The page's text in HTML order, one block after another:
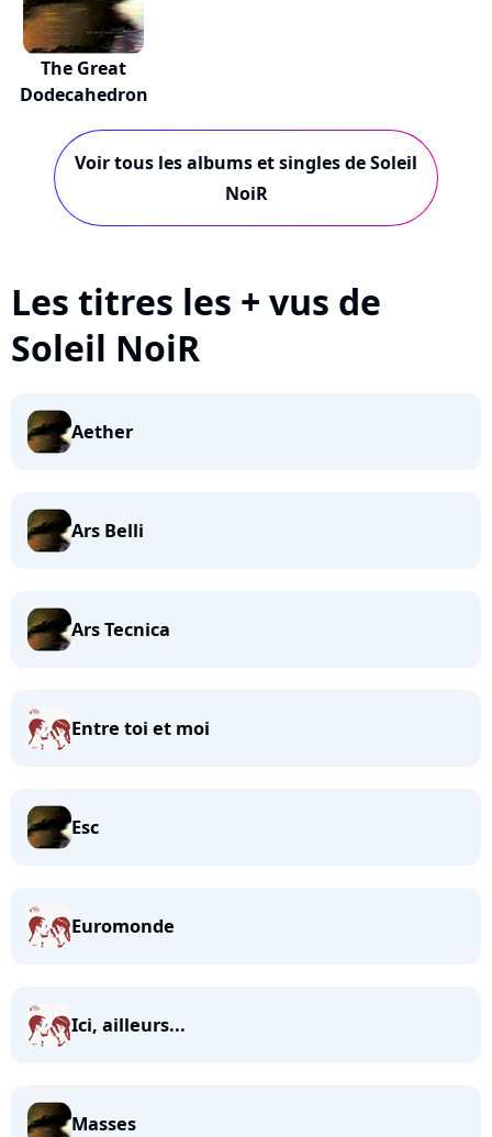
The Great
Dodecahedron
Voir tous les albums et singles de Soleil
NoiR
Les titres les + vus de
Soleil NoiR
Aether
Ars Belli
Ars Tecnica
Entre toi et moi
Esc
Euromonde
Ici, ailleurs...
Masses